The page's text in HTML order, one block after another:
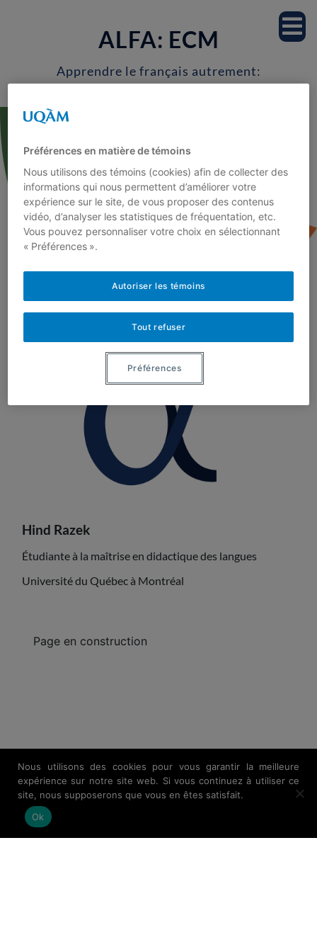
ALFA: ECM
Apprendre le français autrement:
Notre équipe
Milieu scolaire
Recherche
Milieu scolaire
Activités
Contenus théoriques
Actualités
Hind Razek
Étudiante à la maîtrise en didactique des langues
Université du Québec à Montréal
Page en construction
Nous utilisons des cookies pour vous garantir la meilleure
expérience sur notre site web. Si vous continuez à utiliser ce
site, nous supposerons que vous en êtes satisfait.
Ok
Préférences en matière de témoins
Nous utilisons des témoins (cookies) afin de collecter des
informations qui nous permettent d’améliorer votre
expérience sur le site, de vous proposer des contenus
vidéo, d’analyser les statistiques de fréquentation, etc.
Vous pouvez personnaliser votre choix en sélectionnant
« Préférences ».
Tout refuser
Autoriser les témoins
Préférences